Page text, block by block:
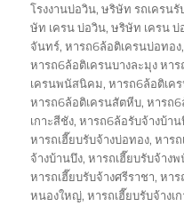
โรงงานบ่อวิน,ษริษัท รถเครน
ษัท เครน บ่อวิน,ษริษัท เครน บ่
จันทร์,หารถ6ล้อติเครนบ่อทอง
หารถ6ล้อติเครนบางละมุง หาร
เครนพนัสนิคม,หารถ6ล้อติเค
หารถ6ล้อติเครนสัตหีบ,หารถ
เกาะสีชัง,หารถ6ล้อรับจ้างบ้าน
หารถเฮี๊ยบรับจ้างบ่อทอง,หารถ
จ้างบ้านบึง,หารถเฮี๊ยบรับจ้าง
หารถเฮี๊ยบรับจ้างศรีราชา,หาร
หนองใหญ่,หารถเฮี๊ยบรับจ้างเ